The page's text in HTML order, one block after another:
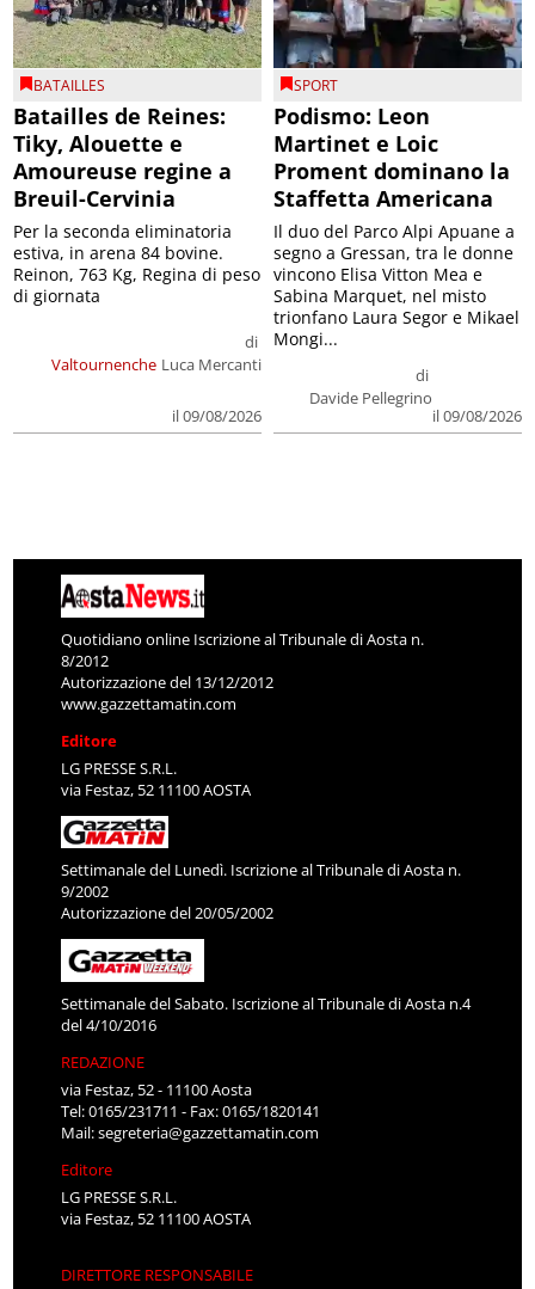
BATAILLES
Batailles de Reines:
Tiky, Alouette e
Amoureuse regine a
Breuil-Cervinia
Valtournenche
di
Luca Mercanti
il 09/08/2026
Per la seconda eliminatoria
estiva, in arena 84 bovine.
Reinon, 763 Kg, Regina di peso
di giornata
SPORT
Podismo: Leon
Martinet e Loic
Proment dominano la
Staffetta Americana
di
Davide Pellegrino
il 09/08/2026
Il duo del Parco Alpi Apuane a
segno a Gressan, tra le donne
vincono Elisa Vitton Mea e
Sabina Marquet, nel misto
trionfano Laura Segor e Mikael
Mongi...
Quotidiano online Iscrizione al Tribunale di Aosta n.
8/2012
Autorizzazione del 13/12/2012
www.gazzettamatin.com
Editore
LG PRESSE S.R.L.
via Festaz, 52 11100 AOSTA
Settimanale del Lunedì. Iscrizione al Tribunale di Aosta n.
9/2002
Autorizzazione del 20/05/2002
Settimanale del Sabato. Iscrizione al Tribunale di Aosta n.4
del 4/10/2016
REDAZIONE
via Festaz, 52 - 11100 Aosta
Tel: 0165/231711 - Fax: 0165/1820141
Mail:segreteria@gazzettamatin.com
Editore
LG PRESSE S.R.L.
via Festaz, 52 11100 AOSTA
DIRETTORE RESPONSABILE